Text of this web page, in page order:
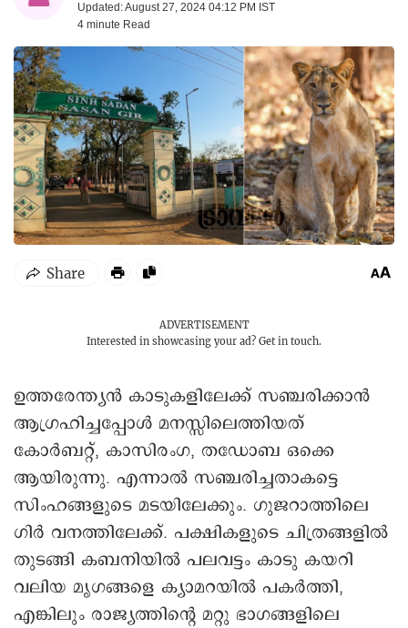
Updated: August 27, 2024 04:12 PM IST
4 minute Read
ADVERTISEMENT
Interested in showcasing your ad? Get in touch.
ഉത്തരേന്ത്യൻ കാടുകളിലേക്ക് സഞ്ചരിക്കാൻ
ആഗ്രഹിച്ചപ്പോൾ മനസ്സിലെത്തിയത്
കോർബറ്റ്, കാസിരംഗ, തഡോബ ഒക്കെ
ആയിരുന്നു. എന്നാൽ സഞ്ചരിച്ചതാകട്ടെ
സിംഹങ്ങളുടെ മടയിലേക്കും. ഗുജറാത്തിലെ
ഗിർ വനത്തിലേക്ക്. പക്ഷികളുടെ ചിത്രങ്ങളിൽ
തുടങ്ങി കബനിയിൽ പലവട്ടം കാടു കയറി
വലിയ മൃഗങ്ങളെ ക്യാമറയിൽ പകർത്തി,
എങ്കിലും രാജ്യത്തിന്റെ മറ്റു ഭാഗങ്ങളിലെ